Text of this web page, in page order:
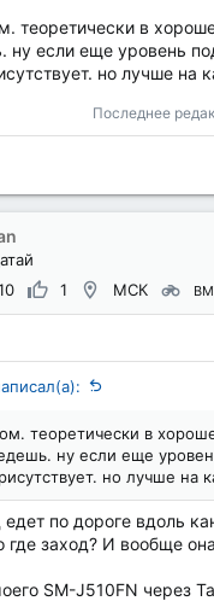
теоретически в
ну если еще уровень
но лучше на
Последнее
1 МСК
теоретически в
ну если еще
но лучше на
по дороге вдоль
где заход? И вообще
SM-J510FN через